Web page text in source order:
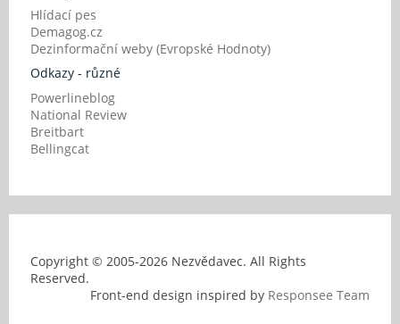
Hlídací pes
Demagog.cz
Dezinformační weby (Evropské Hodnoty)
Odkazy - různé
Powerlineblog
National Review
Breitbart
Bellingcat
Copyright © 2005-2026 Nezvědavec. All Rights
Reserved.
Front-end design inspired by Responsee Team